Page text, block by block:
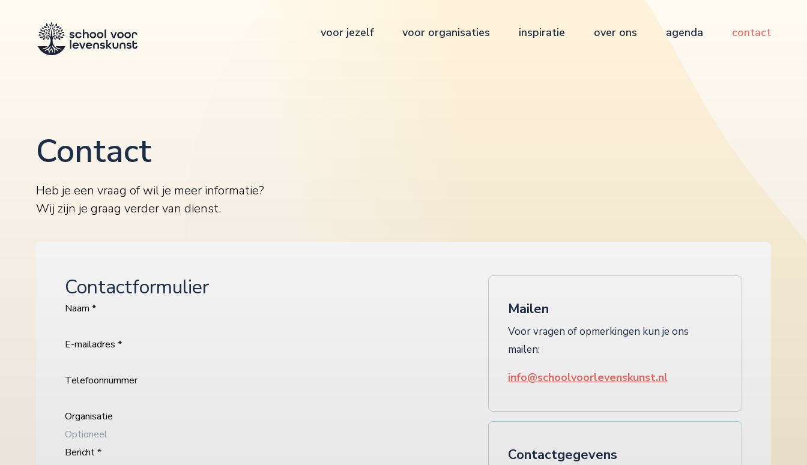
voor jezelf voor organisaties inspiratie over ons agenda contact
Contact
Heb je een vraag of wil je meer informatie?
Wij zijn je graag verder van dienst.
Contactformulier
Naam *
E-mailadres *
Telefoonnummer
Organisatie
Bericht*
Mailen
Voor vragen of opmerkingen kun je ons
mailen:
info@schoolvoorlevenskunst.nl
Contactgegevens